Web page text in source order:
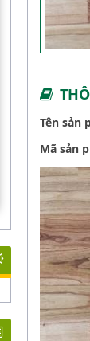
Tên sản
Mã sản